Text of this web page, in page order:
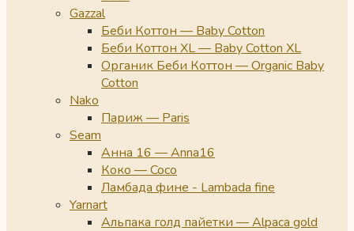
Gazzal
Беби Коттон — Baby Cotton
Беби Коттон XL — Baby Cotton XL
Органик Беби Коттон — Organic Baby
Cotton
Nako
Париж — Paris
Seam
Анна 16 — Anna16
Коко — Coco
Ламбада фине - Lambada fine
Yarnart
Альпака голд пайетки — Alpaca gold